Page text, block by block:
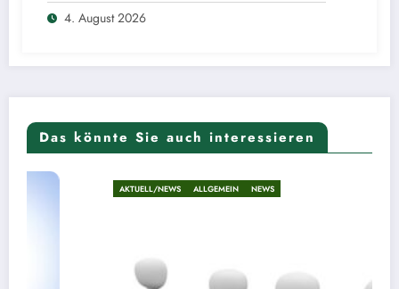
4. August 2026
Das könnte Sie auch interessieren
ALLGEMEIN NEWS